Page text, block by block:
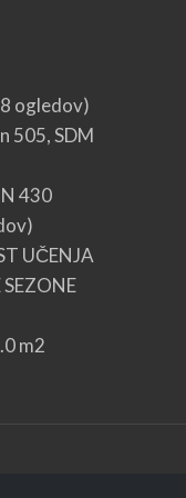
ogledov)
505, SDM
430
UČENJA
m2